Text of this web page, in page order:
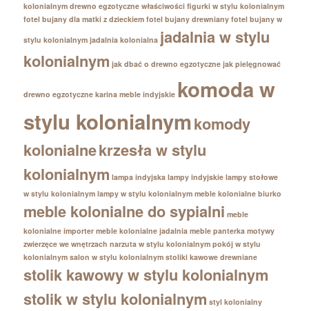
kolonialnym drewno egzotyczne właściwości figurki w stylu kolonialnym
fotel bujany dla matki z dzieckiem fotel bujany drewniany fotel bujany w
stylu kolonialnym jadalnia kolonialna jadalnia w stylu
kolonialnym jak dbać o drewno egzotyczne jak pielęgnować
drewno egzotyczne karina meble indyjskie komoda w
stylu kolonialnymkomody
kolonialnekrzesła w stylu
kolonialnym lampa indyjska lampy indyjskie lampy stołowe
w stylu kolonialnym lampy w stylu kolonialnym meble kolonialne biurko
meble kolonialne do sypialni meble
kolonialne importer meble kolonialne jadalnia meble panterka motywy
zwierzęce we wnętrzach narzuta w stylu kolonialnym pokój w stylu
kolonialnym salon w stylu kolonialnym stoliki kawowe drewniane
stolik kawowy w stylu kolonialnym
stolik w stylu kolonialnym styl kolonialny